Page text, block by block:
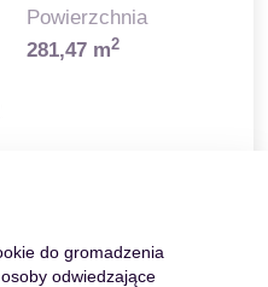
Powierzchnia
281,47 m2
do gromadzenia
odwiedzające